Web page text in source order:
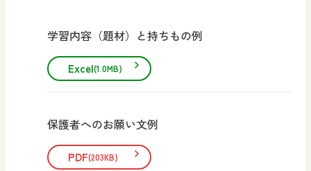
学習内容（題材）と持ちもの例
Excel(1.0MB)
保護者へのお願い文例
PDF(203KB)